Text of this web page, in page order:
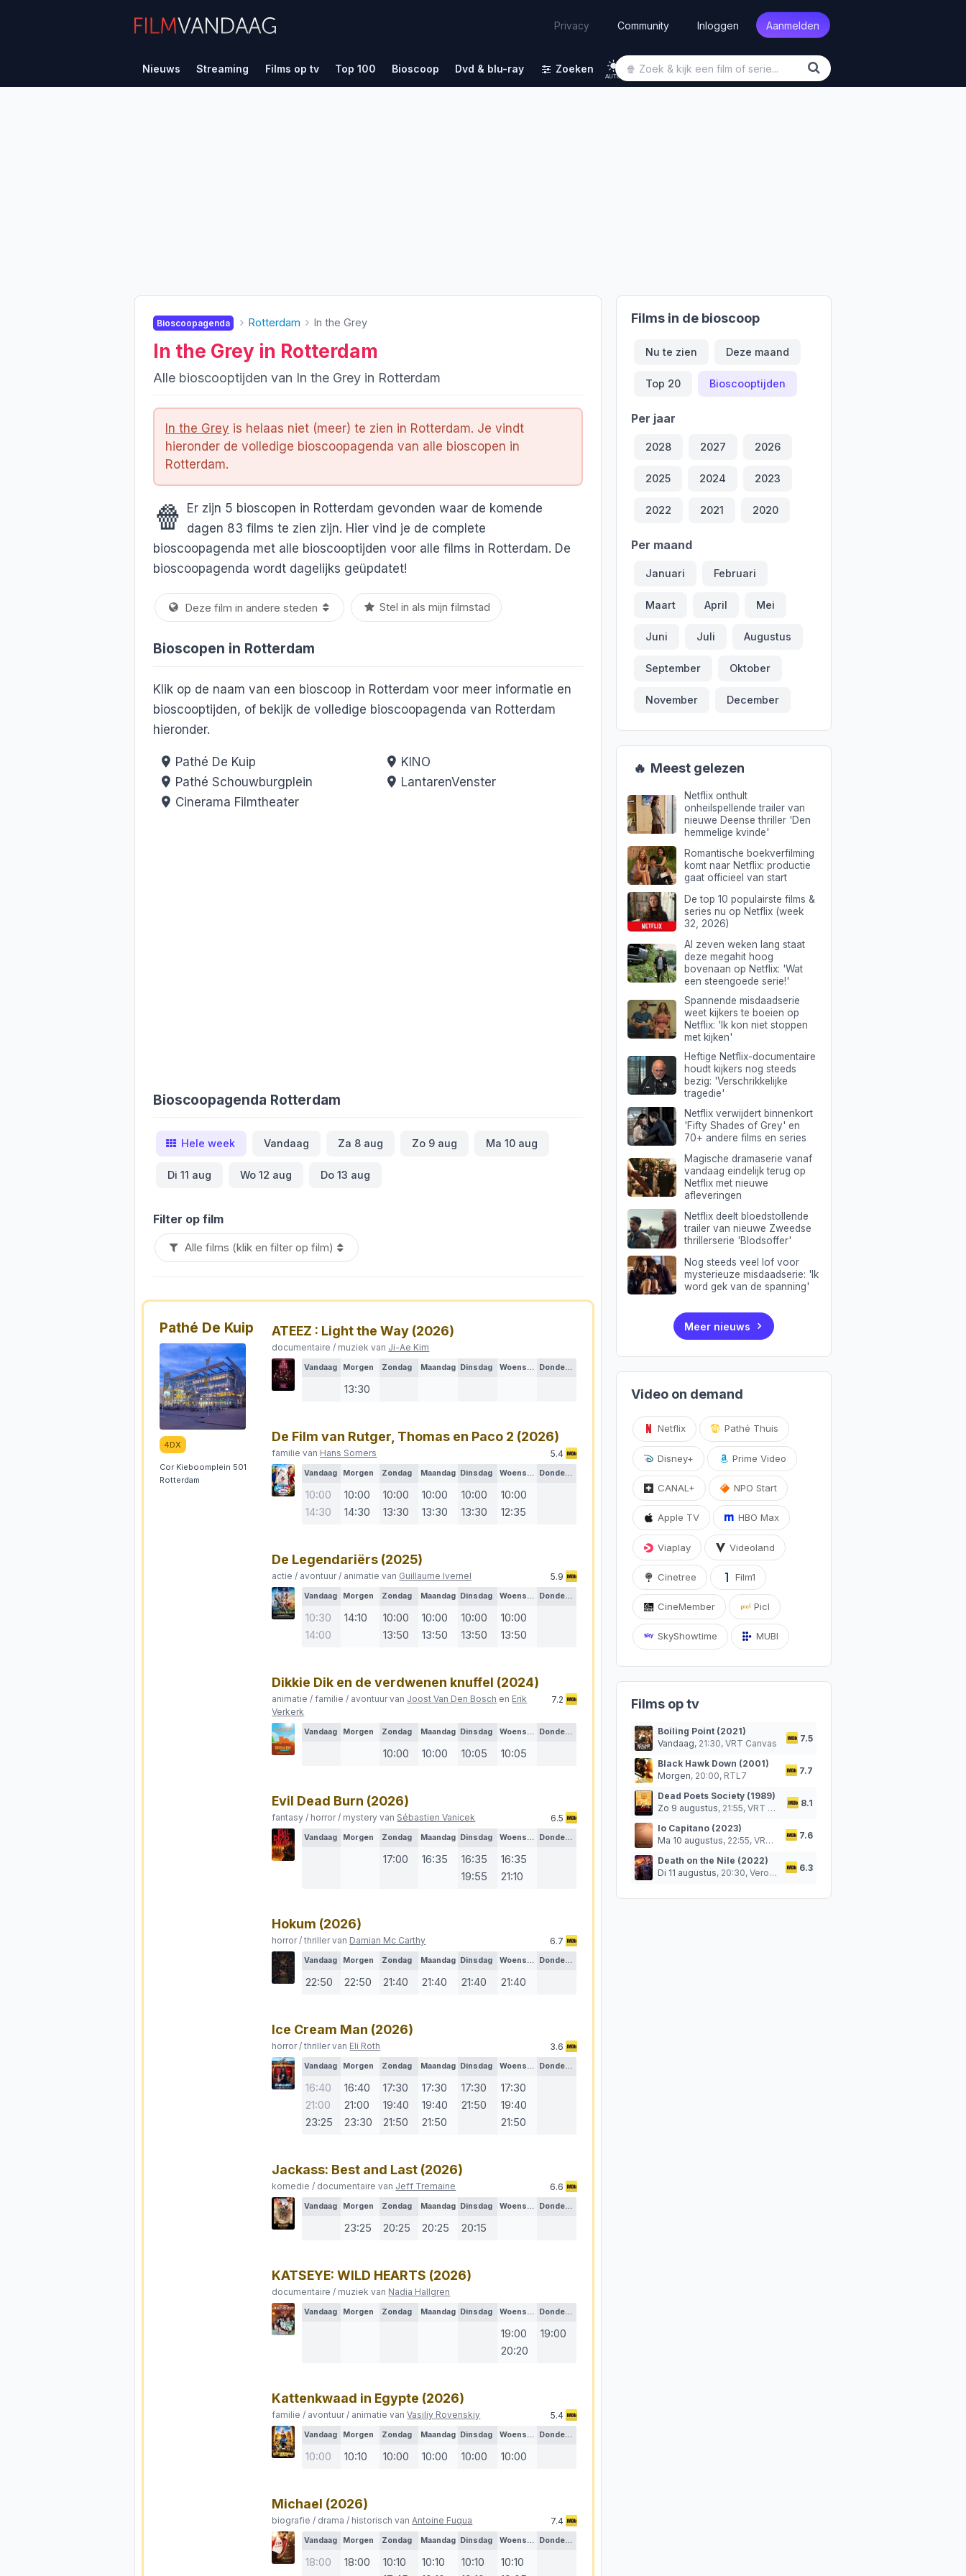
Privacy Community Inloggen Aanmelden
Nieuws Streaming Films op tv Top 100 Bioscoop Dvd & blu-ray Zoeken
AUTO
Bioscoopagenda Rotterdam In the Grey
In the Grey in Rotterdam
Alle bioscooptijden van In the Grey in Rotterdam
In the Grey is helaas niet (meer) te zien in Rotterdam. Je vindt
hieronder de volledige bioscoopagenda van alle bioscopen in
Rotterdam.
🍿 Er zijn 5 bioscopen in Rotterdam gevonden waar de komende
dagen 83 films te zien zijn. Hier vind je de complete
bioscoopagenda met alle bioscooptijden voor alle films in Rotterdam. De
bioscoopagenda wordt dagelijks geüpdatet!
Stel in als mijn filmstad
Bioscopen in Rotterdam
Klik op de naam van een bioscoop in Rotterdam voor meer informatie en
bioscooptijden, of bekijk de volledige bioscoopagenda van Rotterdam
hieronder.
Pathé De Kuip
Pathé Schouwburgplein
Cinerama Filmtheater
KINO
LantarenVenster
Bioscoopagenda Rotterdam
Hele week Vandaag Za 8 aug Zo 9 aug Ma 10 aug
Di 11 aug Wo 12 aug Do 13 aug
Filter op film
Pathé De Kuip
4DX
Cor Kieboomplein 501
Rotterdam
ATEEZ : Light the Way (2026)
documentaire / muziek van Ji-Ae Kim
Vandaag Morgen Zondag Maandag Dinsdag Woensdag Donderdag
13:30
De Film van Rutger, Thomas en Paco 2 (2026)
familie van Hans Somers 5.4
Vandaag Morgen Zondag Maandag Dinsdag Woensdag Donderdag
10:00
14:30
10:00
14:30
10:00
13:30
10:00
13:30
10:00
13:30
10:00
12:35
De Legendariërs (2025)
actie / avontuur / animatie van Guillaume Ivernel 5.9
Vandaag Morgen Zondag Maandag Dinsdag Woensdag Donderdag
10:30
14:00
14:10
10:00
13:50
10:00
13:50
10:00
13:50
10:00
13:50
Dikkie Dik en de verdwenen knuffel (2024)
animatie / familie / avontuur van Joost Van Den Bosch en Erik
Verkerk
7.2
Vandaag Morgen Zondag Maandag Dinsdag Woensdag Donderdag
10:00 10:00 10:05 10:05
Evil Dead Burn (2026)
fantasy / horror / mystery van Sébastien Vanicek 6.5
Vandaag Morgen Zondag Maandag Dinsdag Woensdag Donderdag
17:00 16:35
16:35
19:55
16:35
21:10
Hokum (2026)
horror / thriller van Damian Mc Carthy 6.7
Vandaag Morgen Zondag Maandag Dinsdag Woensdag Donderdag
22:50 22:50 21:40 21:40 21:40 21:40
Ice Cream Man (2026)
horror / thriller van Eli Roth 3.6
Vandaag Morgen Zondag Maandag Dinsdag Woensdag Donderdag
16:40
21:00
23:25
16:40
21:00
23:30
17:30
19:40
21:50
17:30
19:40
21:50
17:30
21:50
17:30
19:40
21:50
Jackass: Best and Last (2026)
komedie / documentaire van Jeff Tremaine 6.6
Vandaag Morgen Zondag Maandag Dinsdag Woensdag Donderdag
23:25 20:25 20:25 20:15
KATSEYE: WILD HEARTS (2026)
documentaire / muziek van Nadia Hallgren
Vandaag Morgen Zondag Maandag Dinsdag Woensdag Donderdag
19:00
20:20
19:00
Kattenkwaad in Egypte (2026)
familie / avontuur / animatie vanVasiliy Rovenskiy 5.4
Vandaag Morgen Zondag Maandag Dinsdag Woensdag Donderdag
10:00 10:10 10:00 10:00 10:00 10:00
Michael (2026)
biografie / drama / historisch van Antoine Fuqua 7.4
Vandaag Morgen Zondag Maandag Dinsdag Woensdag Donderdag
18:00 18:00
10:10
10:10
10:10
10:10
Films in de bioscoop
Nu te zien Deze maand
Top 20 Bioscooptijden
Per jaar
2028 2027 2026
2025 2024 2023
2022 2021 2020
Per maand
Januari Februari
Maart April Mei
Juni Juli Augustus
September Oktober
November December
🔥 Meest gelezen
Netflix onthult
onheilspellende trailer van
nieuwe Deense thriller 'Den
hemmelige kvinde'
Romantische boekverfilming
komt naar Netflix: productie
gaat officieel van start
De top 10 populairste films &
series nu op Netflix (week
32, 2026)
Al zeven weken lang staat
deze megahit hoog
bovenaan op Netflix: 'Wat
een steengoede serie!'
Spannende misdaadserie
weet kijkers te boeien op
Netflix: 'Ik kon niet stoppen
met kijken'
Heftige Netflix-documentaire
houdt kijkers nog steeds
bezig: 'Verschrikkelijke
tragedie'
Netflix verwijdert binnenkort
'Fifty Shades of Grey' en
70+ andere films en series
Magische dramaserie vanaf
vandaag eindelijk terug op
Netflix met nieuwe
afleveringen
Netflix deelt bloedstollende
trailer van nieuwe Zweedse
thrillerserie 'Blodsoffer'
Nog steeds veel lof voor
mysterieuze misdaadserie: 'Ik
word gek van de spanning'
Meer nieuws
Video on demand
Netflix Pathé Thuis
Disney+ Prime Video
CANAL+ NPO Start
Apple TV HBO Max
Viaplay Videoland
Cinetree Film1
CineMember Picl
SkyShowtime MUBI
Films op tv
Boiling Point (2021)
Vandaag, 21:30, VRT Canvas 7.5
Black Hawk Down (2001)
Morgen, 20:00, RTL7 7.7
Dead Poets Society (1989)
Zo 9 augustus, 21:55, VRT Canvas 8.1
Io Capitano (2023)
Ma 10 augustus, 22:55, VRT Canvas 7.6
Death on the Nile (2022)
Di 11 augustus, 20:30, Veronica 6.3